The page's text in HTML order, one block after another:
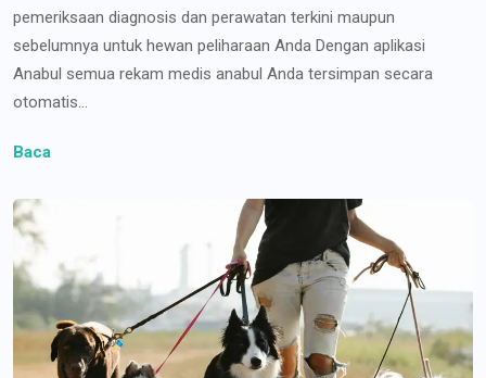
pemeriksaan diagnosis dan perawatan terkini maupun
sebelumnya untuk hewan peliharaan Anda Dengan aplikasi
Anabul semua rekam medis anabul Anda tersimpan secara
otomatis...
Baca